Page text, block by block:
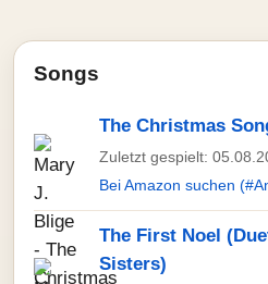
Songs
The Christmas
Zuletzt gespielt:
Bei Amazon suchen
The First Noel
Sisters)